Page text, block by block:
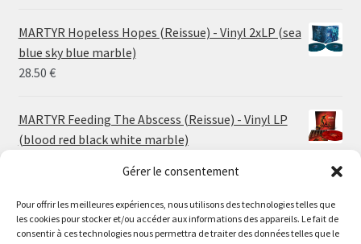
Gérer le consentement
Pour offrir les meilleures expériences, nous utilisons des technologies telles que
les cookies pour stocker et/ou accéder aux informations des appareils. Le fait de
consentir à ces technologies nous permettra de traiter des données telles que le
Le magasin de Lyon sera fermé du 30 juillet au 17 août
24.00 €
through
MARTYR Hopeless Hopes (Reissue) - Vinyl 2xLP (sea
blue sky blue marble)
28.50 €
MARTYR Feeding The Abscess (Reissue) - Vinyl LP
(blood red black white marble)
MARTYR Warp Zone (Reissue) - Vinyl LP (swamp
green orange marble)